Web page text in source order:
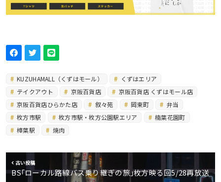
KUZUHAMALL（くずはモール）
くずはエリア
テイクアウト
京阪百貨店
京阪百貨店 くずはモール店
京阪百貨店ひらかた店
叙々苑 岡東町
弁当
枚方市駅
枚方市駅・枚方公園駅エリア
楠葉花園町
樟葉駅
焼肉
古い投稿
BS｢ローカル路線バス乗り継ぎの旅｣枚方映る回5/28再放送